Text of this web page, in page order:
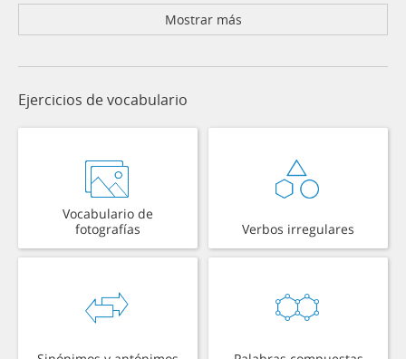
Mostrar más
Ejercicios de vocabulario
Vocabulario de
fotografías
Verbos irregulares